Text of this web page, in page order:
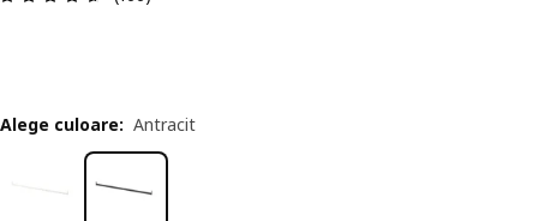
Alege culoare: Antracit